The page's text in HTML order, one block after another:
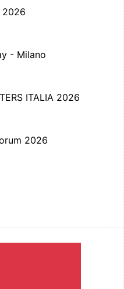
2026
- Milano
ITALIA 2026
2026